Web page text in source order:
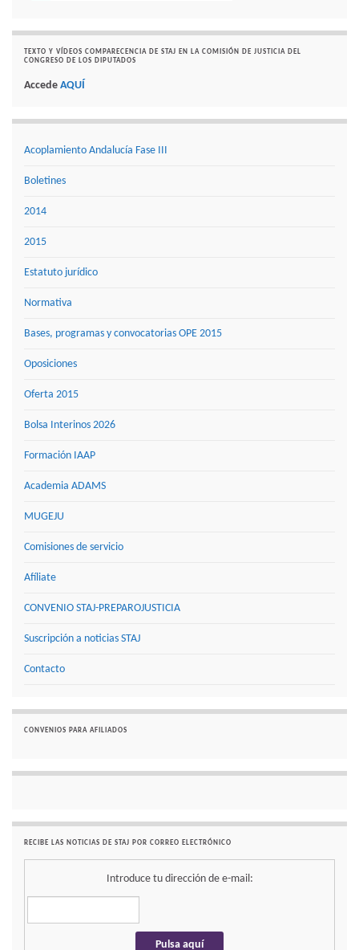
TEXTO Y VÍDEOS COMPARECENCIA DE STAJ EN LA COMISIÓN DE JUSTICIA DEL
CONGRESO DE LOS DIPUTADOS
Accede AQUÍ
Acoplamiento Andalucía Fase III
Boletines
2014
2015
Estatuto jurídico
Normativa
Bases, programas y convocatorias OPE 2015
Oposiciones
Oferta 2015
Bolsa Interinos 2026
Formación IAAP
Academia ADAMS
MUGEJU
Comisiones de servicio
Afíliate
CONVENIO STAJ-PREPAROJUSTICIA
Suscripción a noticias STAJ
Contacto
CONVENIOS PARA AFILIADOS
RECIBE LAS NOTICIAS DE STAJ POR CORREO ELECTRÓNICO
Introduce tu dirección de e-mail: